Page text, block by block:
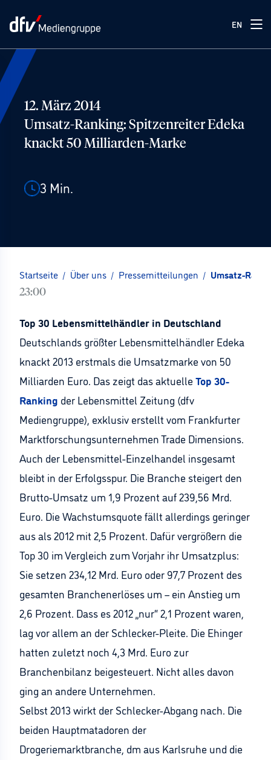
EN
12. März 2014
Umsatz-Ranking: Spitzenreiter Edeka
knackt 50 Milliarden-Marke
3 Min.
Startseite / Über uns / Pressemitteilungen / Umsatz-
23:00
Top 30 Lebensmittelhändler in Deutschland
Deutschlands größter Lebensmittelhändler Edeka
knackt 2013 erstmals die Umsatzmarke von 50
Milliarden Euro. Das zeigt das aktuelle Top 30-
Ranking der Lebensmittel Zeitung (dfv
Mediengruppe), exklusiv erstellt vom Frankfurter
Marktforschungsunternehmen Trade Dimensions.
Auch der Lebensmittel-Einzelhandel insgesamt
bleibt in der Erfolgsspur. Die Branche steigert den
Brutto-Umsatz um 1,9 Prozent auf 239,56 Mrd.
Euro. Die Wachstumsquote fällt allerdings geringer
aus als 2012 mit 2,5 Prozent. Dafür vergrößern die
Top 30 im Vergleich zum Vorjahr ihr Umsatzplus:
Sie setzen 234,12 Mrd. Euro oder 97,7 Prozent des
gesamten Branchenerlöses um – ein Anstieg um
2,6 Prozent. Dass es 2012 „nur“ 2,1 Prozent waren,
lag vor allem an der Schlecker-Pleite. Die Ehinger
hatten zuletzt noch 4,3 Mrd. Euro zur
Branchenbilanz beigesteuert. Nicht alles davon
ging an andere Unternehmen.
Selbst 2013 wirkt der Schlecker-Abgang nach. Die
beiden Hauptmatadoren der
Drogeriemarktbranche, dm aus Karlsruhe und die